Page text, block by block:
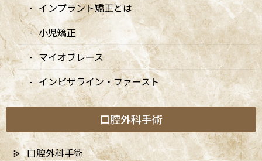
Access
阿佐ヶ谷ことぶき歯科・矯正歯科
阿佐ヶ谷の歯医者「阿佐ヶ谷ことぶき歯科・矯正歯科」は、JR中
央線(快速)「阿佐ケ谷駅」徒歩0分 / JR中央/総武線「阿佐ケ谷駅」
徒歩0分 / 東京メトロ丸ノ内線「南阿佐ケ谷駅」徒歩8分の、駅す
ぐでとても通いやすい場所にある歯医者です。杉並区や中野区、新
インプラント矯正とは
小児矯正
マイオブレース
インビザライン・ファースト
口腔外科手術
口腔外科手術